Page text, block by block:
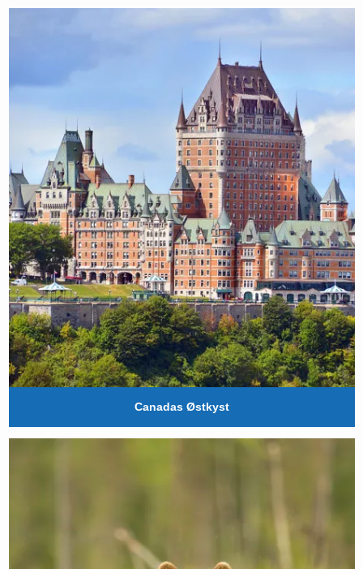
Canadas Østkyst